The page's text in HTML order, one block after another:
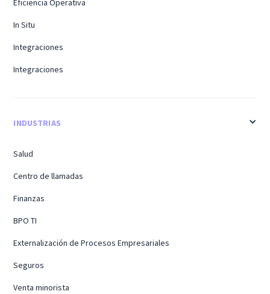
Eficiencia Operativa
In Situ
Integraciones
Integraciones
INDUSTRIAS
Salud
Centro de llamadas
Finanzas
BPO TI
Externalización de Procesos Empresariales
Seguros
Venta minorista